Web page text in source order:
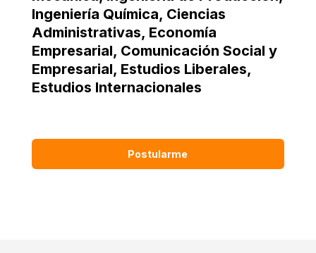
Ingeniería Química, Ciencias
Administrativas, Economía
Empresarial, Comunicación Social y
Empresarial, Estudios Liberales,
Estudios Internacionales
Postularme